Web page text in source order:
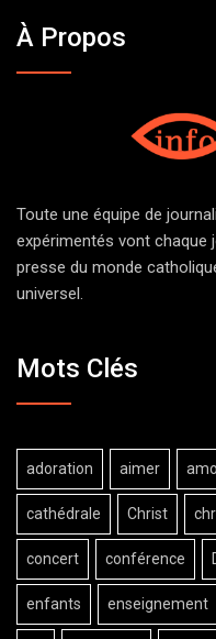
À Propos
Toute une équipe de
expérimentés vont chaque
presse du monde
universel.
Mots Clés
adoration aimer
cathédrale Christ
concert conférence
enfants enseignement